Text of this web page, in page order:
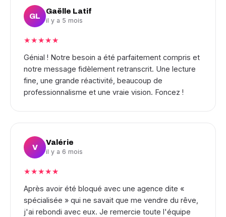
GL
Gaëlle Latif
il y a 5 mois
★★★★★
Génial ! Notre besoin a été parfaitement compris et
notre message fidèlement retranscrit. Une lecture
fine, une grande réactivité, beaucoup de
professionnalisme et une vraie vision. Foncez !
V
Valérie
il y a 6 mois
★★★★★
Après avoir été bloqué avec une agence dite «
spécialisée » qui ne savait que me vendre du rêve,
j'ai rebondi avec eux. Je remercie toute l'équipe